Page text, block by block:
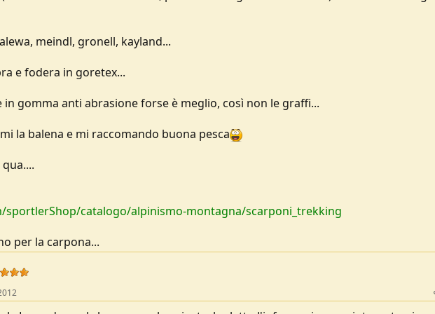
meindl, gronell, kayland...
e fodera in goretex...
in gomma anti abrasione forse è meglio, così non le graffi...
la balena e mi raccomando buona pesca
sportlerShop/catalogo/alpinismo-montagna/scarponi_trekking
per la carpona...